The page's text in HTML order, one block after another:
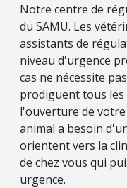
Notre centre de
du SAMU. Les
assistants de
niveau d'urgence
cas ne nécessite
prodiguent tous les
l'ouverture de
animal a besoin
orientent vers la
de chez vous qui
urgence.